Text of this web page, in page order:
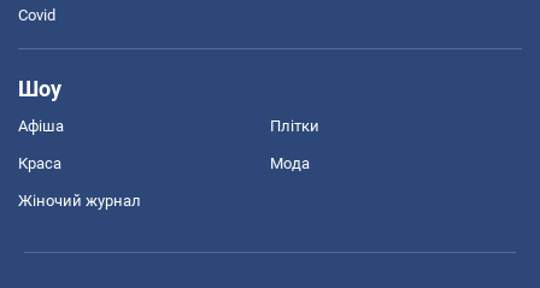
Covid
Шоу
Афіша Плітки
Краса Мода
Жіночий журнал